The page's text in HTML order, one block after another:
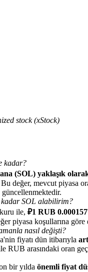
%65'e kadar komisyon!
et, nakit ödüller kazan
stock (xStock)
kadar?
(SOL) yaklaşık
Bu değer, mevcut piyasa
güncellenmektedir.
SOL alabilirim?
ile, ₽1 RUB
piyasa koşullarına göre
nasıl değişti?
fiyatı dün itibarıyla
RUB arasındaki oran
bir yılda önemli fiyat